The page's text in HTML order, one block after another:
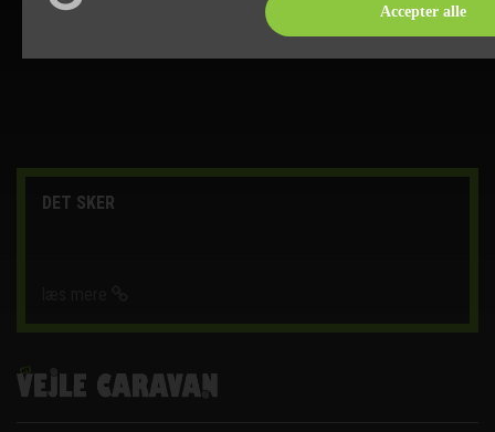
DET SKER
Accepter alle